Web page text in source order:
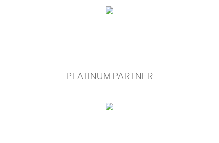
PLATINUM PARTNER